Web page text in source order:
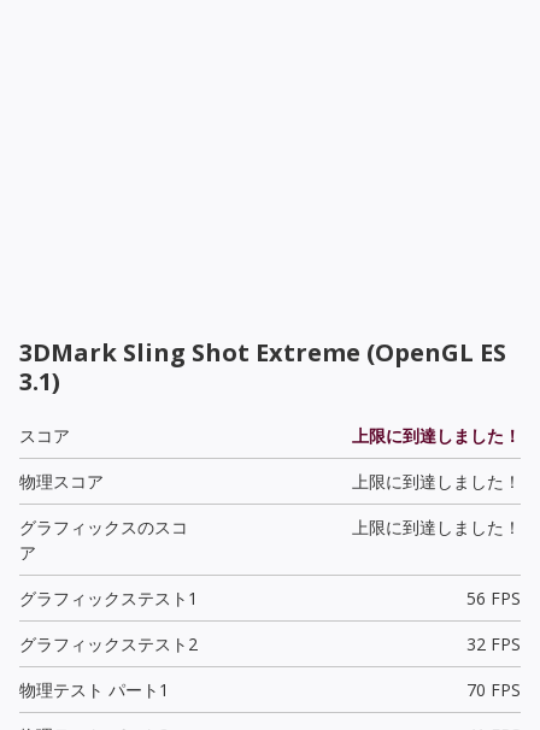
3DMark Sling Shot Extreme (OpenGL ES
3.1)
スコア
上限に到達しました！
物理スコア
上限に到達しました！
グラフィックスのスコ
ア
上限に到達しました！
グラフィックステスト1
56 FPS
グラフィックステスト2
32 FPS
物理テスト パート1
70 FPS